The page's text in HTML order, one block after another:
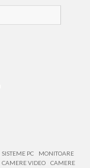
SISTEME PC
MONITOARE
CAMERE VIDEO CAMERE